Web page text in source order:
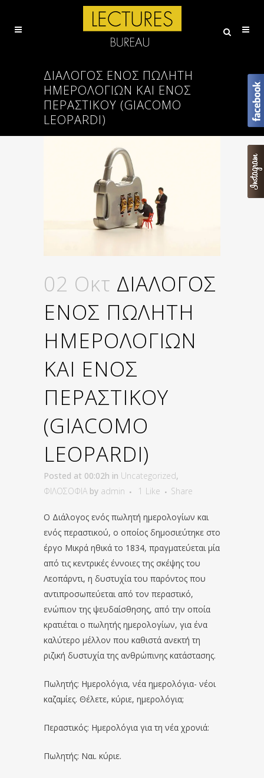
ΔΙΑΛΟΓΟΣ ΕΝΟΣ ΠΩΛΗΤΗ
ΗΜΕΡΟΛΟΓΙΩΝ ΚΑΙ ΕΝΟΣ
ΠΕΡΑΣΤΙΚΟΥ (GIACOMO
LEOPARDI)
02 Οκτ ΔΙΑΛΟΓΟΣ
ΕΝΟΣ ΠΩΛΗΤΗ
ΗΜΕΡΟΛΟΓΙΩΝ
ΚΑΙ ΕΝΟΣ
ΠΕΡΑΣΤΙΚΟΥ
(GIACOMO
LEOPARDI)
Posted at 00:02h in Uncategorized,
ΦΙΛΟΣΟΦΙΑ by admin 1 Like Share
Ο Διάλογος ενός πωλητή ημερολογίων και
ενός περαστικού, ο οποίος δημοσιεύτηκε στο
έργο Μικρά ηθικά το 1834, πραγματεύεται μία
από τις κεντρικές έννοιες της σκέψης του
Λεοπάρντι, η δυστυχία του παρόντος που
αντιπροσωπεύεται από τον περαστικό,
ενώπιον της ψευδαίσθησης, από την οποία
κρατιέται ο πωλητής ημερολογίων, για ένα
καλύτερο μέλλον που καθιστά ανεκτή τη
ριζική δυστυχία της ανθρώπινης κατάστασης.
Πωλητής: Ημερολόγια, νέα ημερολόγια- νέοι
καζαμίες. Θέλετε, κύριε, ημερολόγια;
Περαστικός: Ημερολόγια για τη νέα χρονιά:
Πωλητής: Ναι. κύριε.